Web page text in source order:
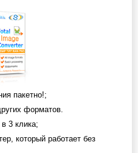
пакетно!;
форматов.
3 клика;
который работает без